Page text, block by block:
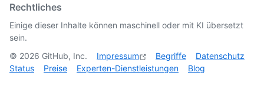
Rechtliches
Einige dieser Inhalte können maschinell oder mit KI übersetzt
sein.
© 2026 GitHub, Inc. Impressum Begriffe
Datenschutz
Status
Preise Experten-Dienstleistungen Blog